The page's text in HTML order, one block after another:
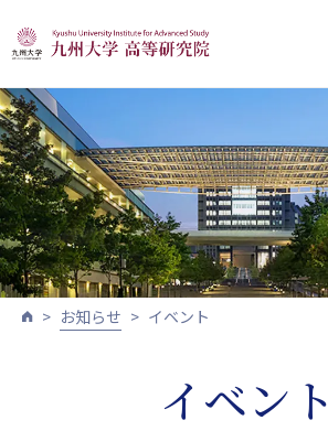
お知らせ イベント
イベント